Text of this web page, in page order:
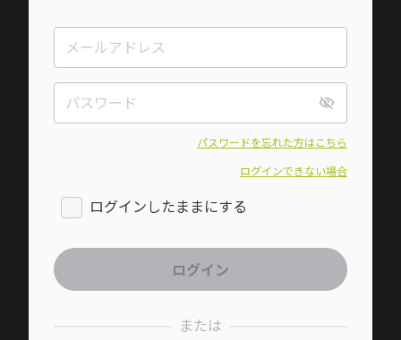
パスワードを忘れた方はこちら
ログインできない場合
ログインしたままにする
または